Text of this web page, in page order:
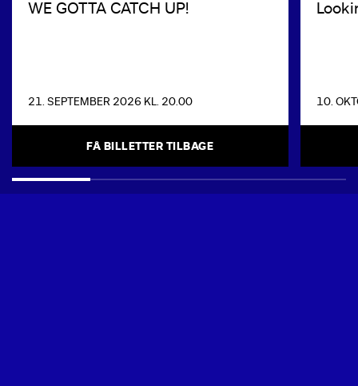
WE GOTTA CATCH UP!
21. SEPTEMBER 2026 KL. 20.00
FÅ BILLETTER TILBAGE
10.